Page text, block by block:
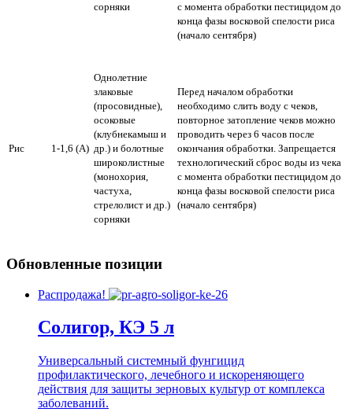
сорняки
с момента обработки пестицидом до
конца фазы восковой спелости риса
(начало сентября)
Рис 1-1,6 (А)
Однолетние
злаковые
(просовидные),
осоковые
(клубнекамыш и
др.) и болотные
широколистные
(монохория,
частуха,
стрелолист и др.)
сорняки
Перед началом обработки
необходимо слить воду с чеков,
повторное затопление чеков можно
проводить через 6 часов после
окончания обработки. Запрещается
технологический сброс воды из чека
с момента обработки пестицидом до
конца фазы восковой спелости риса
(начало сентября)
Обновленные позиции
Распродажа!
Солигор, КЭ 5 л
Универсальный системный фунгицид
профилактического, лечебного и искореняющего
действия для защиты зерновых культур от комплекса
заболеваний.